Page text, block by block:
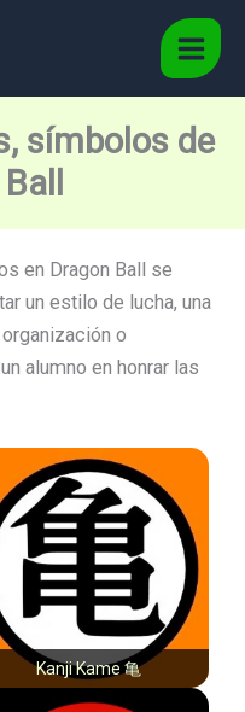
Main
símbolos de
en Dragon Ball se
un estilo de lucha, una
o
alumno en honrar las
Kanji Kame 亀